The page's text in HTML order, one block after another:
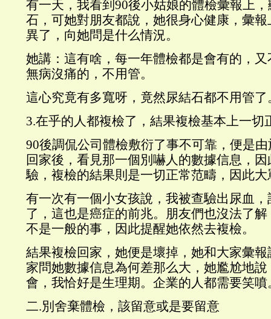
有一天，我看到90後小姑娘的體檢彙報上
石，可她對朋友都說，她很身心健康，彙
異了，向她問是什么情況。
她講：這有啥，每一年體檢都是會有的，
無病沒痛的，不用管。
這心究竟有多寬呀，竟然尿結石都不用管了
3.在乎的人都複檢了，結果複檢基本上一切
90後調侃公司體檢敷衍了事不可靠，便是
回家後，看見那一個別嚇人的數據信息，
驗，複檢的結果則是一切正常范疇，因此
有一次有一個小女孩說，我被查驗出尿血
了，這也是癌症的前兆。朋友們也沒法了
不是一般的事，因此提醒她依然去複檢。
結果複檢回家，她便是壞掉，她和大家彙
家問她數據信息為何差那么大，她尷尬地
會，我恰好是生理期。企業的人都需要笑噴
二.別舍棄體檢，該留意或是要留意